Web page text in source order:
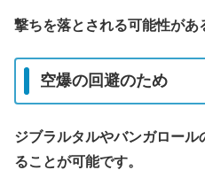
撃ちを落とされる可能性があ
空爆の回避のため
ジブラルタルやバンガロー
ることが可能です。